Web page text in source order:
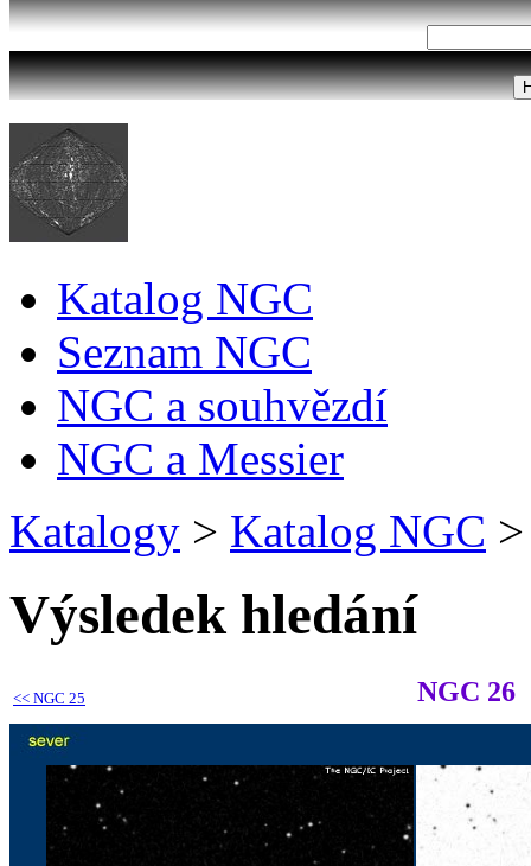
Katalog NGC
Seznam NGC
NGC a souhvězdí
NGC a Messier
Katalogy > Katalog NGC >
Výsledek hledání
<< NGC 25 NGC 26